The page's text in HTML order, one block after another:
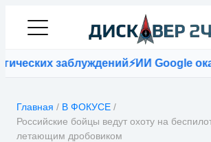
заблуждений⚡ИИ Google
Главная / В ФОКУСЕ /
Российские бойцы ведут охоту на
летающим дробовиком